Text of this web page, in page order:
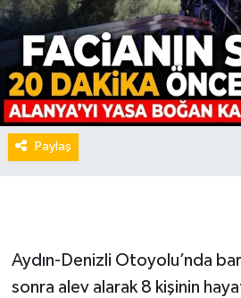
Paylaş
Aydın-Denizli Otoyolu’nda
sonra alev alarak 8 kişinin